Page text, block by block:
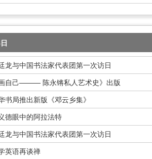
龙与中国书法家代表团第一次访日
画自己——— 陈永锵私人艺术史》出版
书局推出新版《邓云乡集》
德眼中的阿拉法特
龙与中国书法家代表团第一次访日
英语再谈禅